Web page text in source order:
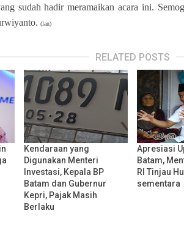
sudah hadir meramaikan acara ini.
(lan)
RELATED POSTS
Kendaraan yang
Digunakan Menteri
Investasi, Kepala BP
Batam dan Gubernur
Kepri, Pajak Masih
Berlaku
Apresiasi
Batam,
RI Tinjau
sementara